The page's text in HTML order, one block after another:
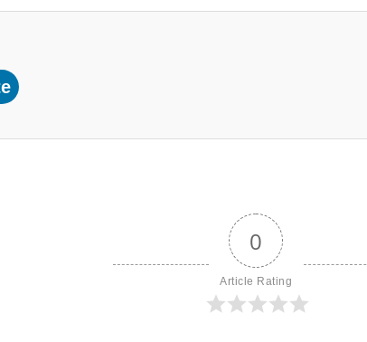
0
Article Rating